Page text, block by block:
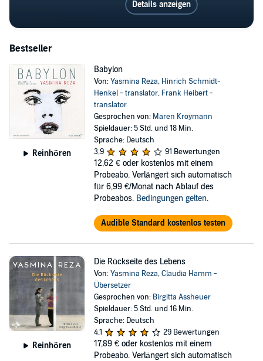
Details anzeigen
Bestseller
Reinhören
Babylon
Von:Yasmina Reza, Hinrich Schmidt-
Henkel - translator, Frank Heibert -
translator
Gesprochen von: Maren Kroymann
Spieldauer: 5 Std. und 18 Min.
Sprache: Deutsch
3,9
91 Bewertungen
12,62 € oder kostenlos mit einem
Probeabo. Verlängert sich automatisch
für 6,99 €/Monat nach Ablauf des
Probeabos. Bedingungen gelten.
Audible Standard kostenlos testen
Reinhören
Die Rückseite des Lebens
Von:Yasmina Reza,Claudia Hamm -
Übersetzer
Gesprochen von: Birgitta Assheuer
Spieldauer: 5 Std. und 16 Min.
Sprache: Deutsch
4,1
29 Bewertungen
17,89 € oder kostenlos mit einem
Probeabo. Verlängert sich automatisch